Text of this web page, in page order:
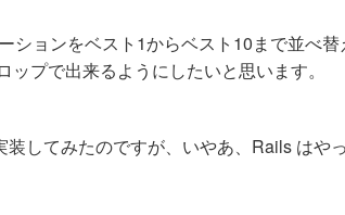
ションをベスト1からベスト10まで並べ
プで出来るようにしたいと思います。
装してみたのですが、いやあ、Rails はや